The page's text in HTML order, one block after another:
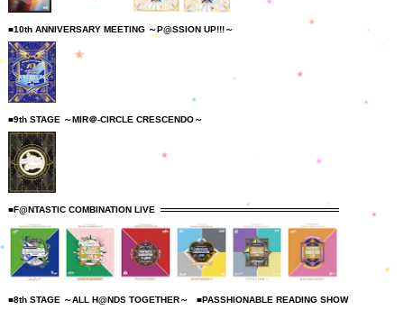
■10th ANNIVERSARY MEETING ～P@SSION UP!!!～
■9th STAGE ～MIR＠-CIRCLE CRESCENDO～
■F@NTASTIC COMBINATION LIVE
■8th STAGE ～ALL H@NDS TOGETHER～ ■PASSHIONABLE READING SHOW